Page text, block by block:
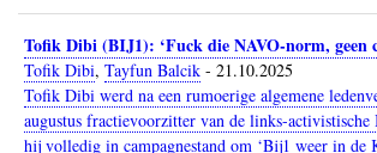
Tofik Dibi (BIJ1): ‘Fuck die NAVO-norm, geen
Tofik Dibi, Tayfun Balcik - 21.10.2025
Tofik Dibi werd na een rumoerige algemene
augustus fractievoorzitter van de links-
hij volledig in campagnestand om ‘Bij1 weer in de